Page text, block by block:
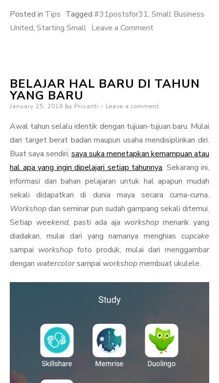
Posted in Tips Tagged #31postsfor31, Small Business
United, Starting Small Leave a Commenton
Memanfaatkan
BELAJAR HAL BARU DI TAHUN
YANG BARU
Posted
January 25, 2018 by Prisanti Leave a comment
Awal tahun selalu identik dengan tujuan-tujuan baru. Mulai
dari target berat badan maupun usaha mendisiplinkan diri.
Buat saya sendiri, saya suka menetapkan kemampuan atau
hal apa yang ingin dipelajari setiap tahunnya. Sekarang ini,
informasi dan bahan pelajaran untuk hal apapun mudah
sekali didapatkan di dunia maya secara cuma-cuma.
Workshopdan seminar pun sudah gampang sekali ditemui.
Setiap weekend, pasti ada aja workshop menarik yang
diadakan, mulai dari yang namanya menghias cupcake
sampai workshop foto produk, mulai dari menggambar
dengan watercolorsampai workshopmembuat ukulele.